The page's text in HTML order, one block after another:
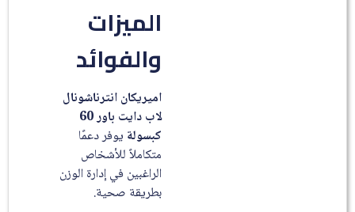
الميزات
والفوائد
اميريكان انترناشونال
لاب دايت باور 60
كبسولةيوفر دعمًا
متكاملاً للأشخاص
الراغبين في إدارة الوزن
بطريقة صحية.